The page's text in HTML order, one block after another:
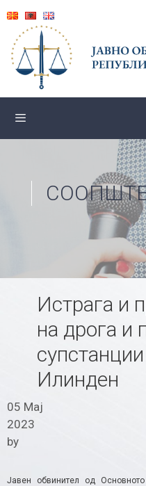
content
Истрага и
на дрога и
Илинден
05 Мај
2023
by
Јавен обвинител од